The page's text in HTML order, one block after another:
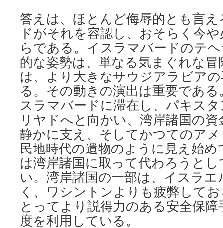
答えは、ほとんど侮辱的とも言
ドがそれを容認し、おそらく今
らである。イスラマバードのテ
的な姿勢は、単なる気まぐれな
は、より大きなサウジアラビア
る。その動きの演出は重要であ
スラマバードに滞在し、パキス
リヤドへと向かい、湾岸諸国の
静かに支え、そしてかつてのア
民地時代の遺物のように見え始
は湾岸諸国に取って代わろうと
い。湾岸諸国の一部は、イスラ
く、ワシントンよりも疲弊して
とってより説得力のある安全保
度を利用している。